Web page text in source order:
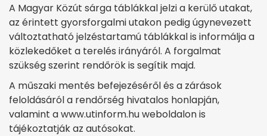
A Magyar Közút sárga táblákkal jelzi a kerülő utakat,
az érintett gyorsforgalmi utakon pedig úgynevezett
változtatható jelzéstartamú táblákkal is informálja a
közlekedőket a terelés irányáról. A forgalmat
szükség szerint rendőrök is segítik majd.
A műszaki mentés befejezéséről és a zárások
feloldásáról a rendőrség hivatalos honlapján,
valamint a www.utinform.hu weboldalon is
tájékoztatják az autósokat.